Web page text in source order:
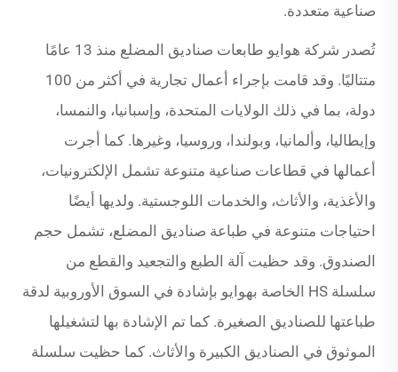
صناعية متعددة.
تُصدر شركة هوايو طابعات صناديق المضلع منذ 13 عامًا
متتاليًا. وقد قامت بإجراء أعمال تجارية في أكثر من 100
دولة، بما في ذلك الولايات المتحدة، وإسبانيا، والنمسا،
وإيطاليا، وألمانيا، وبولندا، وروسيا، وغيرها. كما أجرت
أعمالها في قطاعات صناعية متنوعة تشمل الإلكترونيات،
والأغذية، والأثاث، والخدمات اللوجستية. ولديها أيضًا
احتياجات متنوعة في طباعة صناديق المضلع، تشمل حجم
الصندوق. وقد حظيت آلة الطبع والتجعيد والقطع من
سلسلة HS الخاصة بهوايو بإشادة في السوق الأوروبية لدقة
طباعتها للصناديق الصغيرة. كما تم الإشادة بها لتشغيلها
الموثوق في الصناديق الكبيرة والأثاث. كما حظيت سلسلة